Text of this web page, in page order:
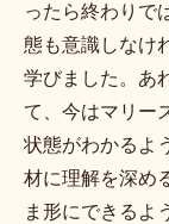
ったら終わりで
態も意識しなけ
学びました。あ
て、今はマリー
状態がわかるよ
材に理解を深め
ま形にできるよ